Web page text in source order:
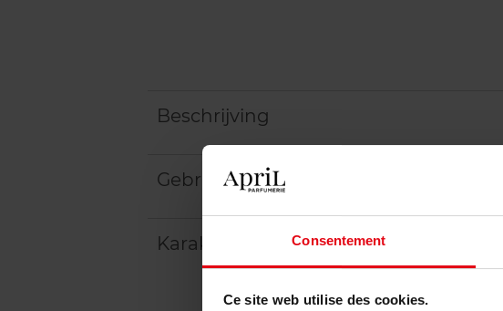
Consentement
Ce site web utilise des cookies.
Beschrijving
Gebruiksadvies
Karakteristieken